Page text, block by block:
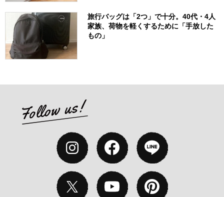
旅行バッグは「2つ」で十分。40代・4人
家族、荷物を軽くするために「手放した
もの」